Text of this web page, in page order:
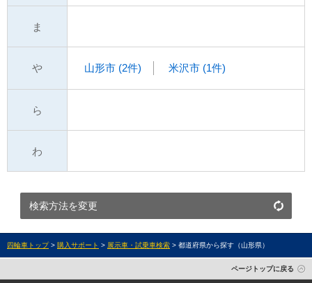
ま
や 山形市 (2件) 米沢市 (1件)
ら
わ
検索方法を変更
四輪車トップ> 購入サポート > 展示車・試乗車検索 > 都道府県から探す（山形県）
ページトップに戻る